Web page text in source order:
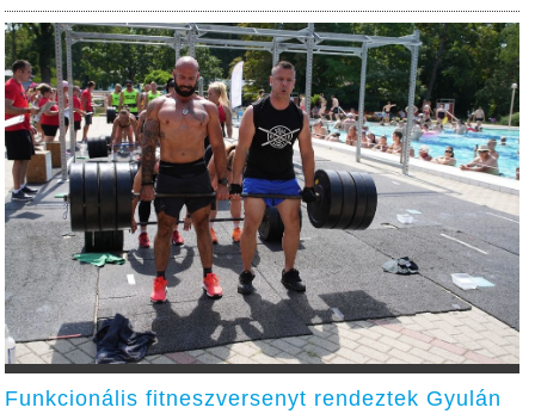
Funkcionális fitneszversenyt rendeztek Gyulán